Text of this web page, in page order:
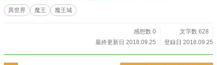
異世界 魔王 魔王城
感想数 0
文字数 628
最終更新日 2018.09.25
登録日 2018.09.25